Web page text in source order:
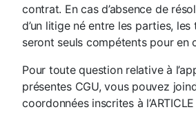
contrat. En cas d’absence de
d’un litige né entre les parties,
seront seuls compétents pour en
Pour toute question relative à
présentes CGU, vous pouvez
coordonnées inscrites à l’ARTICLE